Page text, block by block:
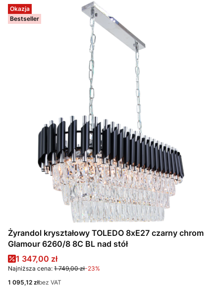
Okazja
Bestseller
Żyrandol kryształowy TOLEDO 8xE27 czarny chrom
Glamour 6260/8 8C BL nad stół
Cena promocyjna
1 347,00 zł
Najniższa cena: 1 749,00 zł-23%
Cena
1 095,12 złbez VAT